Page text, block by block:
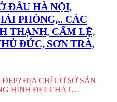
ĐÂU HÀ NỘI,
PHÒNG,.. CÁC
THẠNH, CẨM LỆ,
ĐỨC, SƠN TRÀ,
ĐỊA CHỈ CƠ SỞ SẢN
HÌNH ĐẸP CHẤT…